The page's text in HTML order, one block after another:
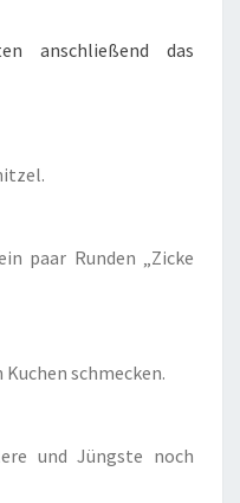
anschließend das
paar Runden „Zicke
schmecken.
und Jüngste noch